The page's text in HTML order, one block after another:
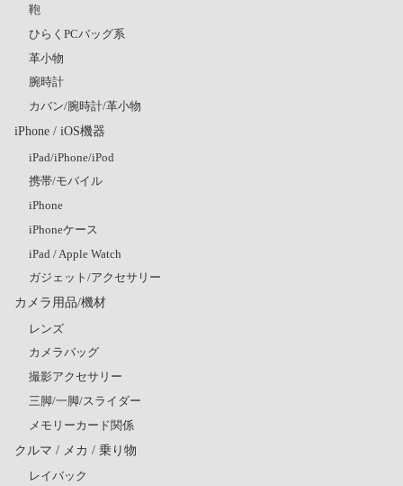
鞄
ひらくPCバッグ系
革小物
腕時計
カバン/腕時計/革小物
iPhone / iOS機器
iPad/iPhone/iPod
携帯/モバイル
iPhone
iPhoneケース
iPad / Apple Watch
ガジェット/アクセサリー
カメラ用品/機材
レンズ
カメラバッグ
撮影アクセサリー
三脚/一脚/スライダー
メモリーカード関係
クルマ / メカ / 乗り物
レイバック